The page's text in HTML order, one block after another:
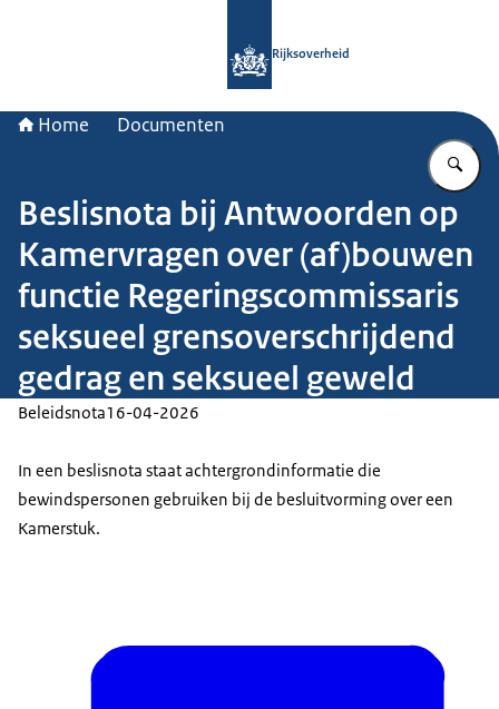
Rijksoverheid
Home Documenten
Beslisnota bij Antwoorden op
Kamervragen over (af)bouwen
functie Regeringscommissaris
seksueel grensoverschrijdend
gedrag en seksueel geweld
Beleidsnota16-04-2026
In een beslisnota staat achtergrondinformatie die
bewindspersonen gebruiken bij de besluitvorming over een
Kamerstuk.